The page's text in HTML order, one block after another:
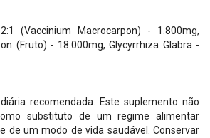
(Vaccinium Macrocarpon) - 1.800mg,
(Fruto) - 18.000mg, Glycyrrhiza Glabra -
recomendada. Este suplemento não
substituto de um regime alimentar
de um modo de vida saudável. Conservar